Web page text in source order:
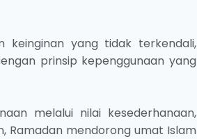
keinginan yang tidak terkendali,
prinsip kepenggunaan yang
melalui nilai kesederhanaan,
Ramadan mendorong umat Islam